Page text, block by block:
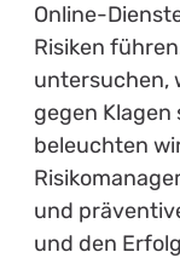
Online-
Risiken
untersuchen,
gegen Klagen
beleuchten
und
und den